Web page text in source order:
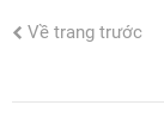
Về trang trước